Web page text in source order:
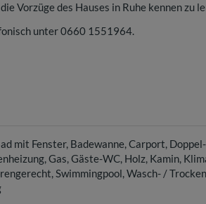
Vorzüge des Hauses in Ruhe kennen zu
unter 0660 1551964.
mit Fenster Badewanne Carport
Gas Gäste-WC Holz Kamin
Swimmingpool Wasch- /